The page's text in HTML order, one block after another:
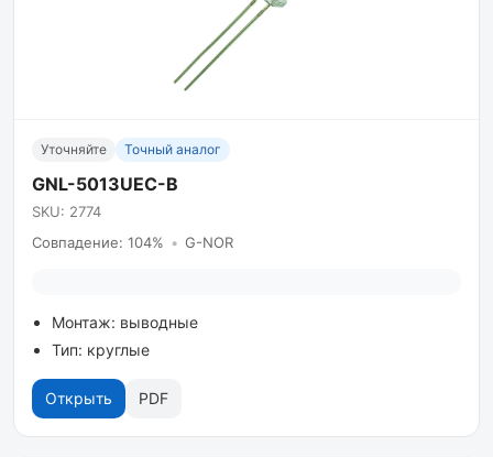
Уточняйте Точный аналог
GNL-5013UEC-B
SKU: 2774
Совпадение: 104% • G-NOR
Монтаж: выводные
Тип: круглые
Открыть PDF